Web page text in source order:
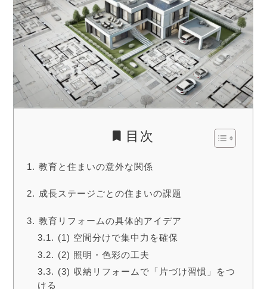
目次
教育と住まいの意外な関係
成長ステージごとの住まいの課題
教育リフォームの具体的アイデア
(1) 空間分けで集中力を確保
(2) 照明・色彩の工夫
(3) 収納リフォームで「片づけ習慣」をつ
ける